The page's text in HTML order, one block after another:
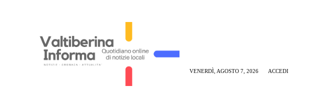
VENERDÌ, AGOSTO 7, 2026 ACCEDI